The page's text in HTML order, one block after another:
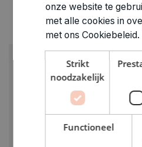
onze website te
met alle cookies in
met ons Cookiebeleid.
Strikt
noodzakelijk
Functioneel